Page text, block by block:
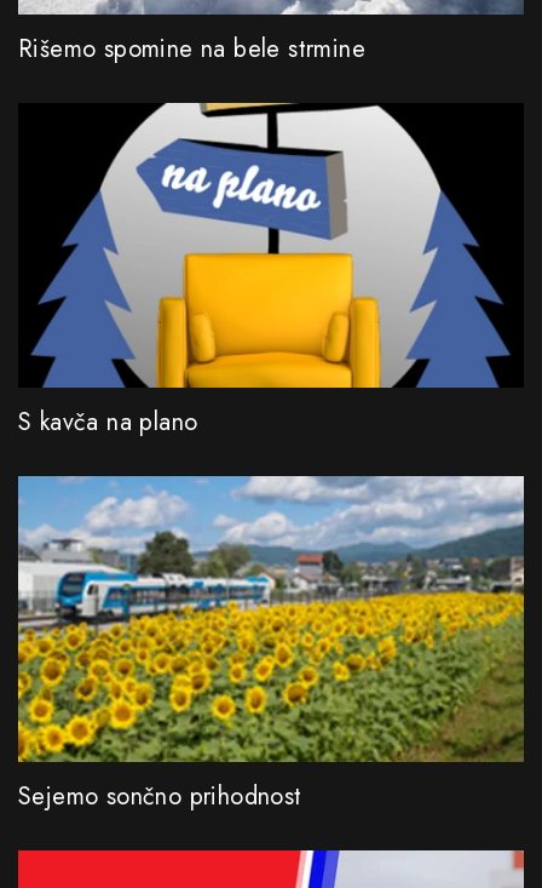
Rišemo spomine na bele strmine
S kavča na plano
Sejemo sončno prihodnost